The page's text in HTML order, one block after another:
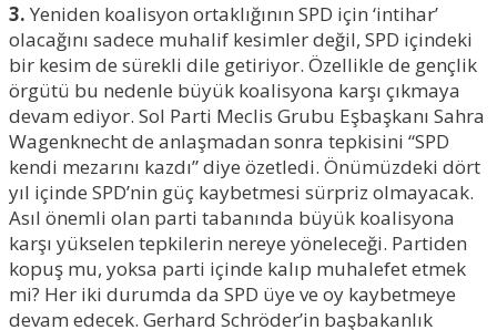
3. Yeniden koalisyon ortaklığının SPD için ‘intihar’
olacağını sadece muhalif kesimler değil, SPD içindeki
bir kesim de sürekli dile getiriyor. Özellikle de gençlik
örgütü bu nedenle büyük koalisyona karşı çıkmaya
devam ediyor. Sol Parti Meclis Grubu Eşbaşkanı Sahra
Wagenknecht de anlaşmadan sonra tepkisini “SPD
kendi mezarını kazdı” diye özetledi. Önümüzdeki dört
yıl içinde SPD’nin güç kaybetmesi sürpriz olmayacak.
Asıl önemli olan parti tabanında büyük koalisyona
karşı yükselen tepkilerin nereye yöneleceği. Partiden
kopuş mu, yoksa parti içinde kalıp muhalefet etmek
mi? Her iki durumda da SPD üye ve oy kaybetmeye
devam edecek. Gerhard Schröder’in başbakanlık